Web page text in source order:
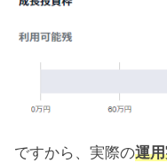
ですから、実際の運